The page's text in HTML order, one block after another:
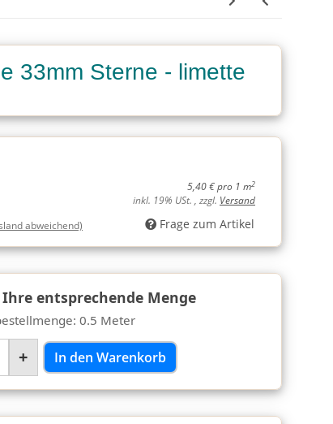
33mm Sterne - limette
5,40 € pro 1 m2
inkl. 19% USt. , zzgl. Versand
abweichend) Frage zum Artikel
entsprechende Menge
0.5 Meter
+ In den Warenkorb